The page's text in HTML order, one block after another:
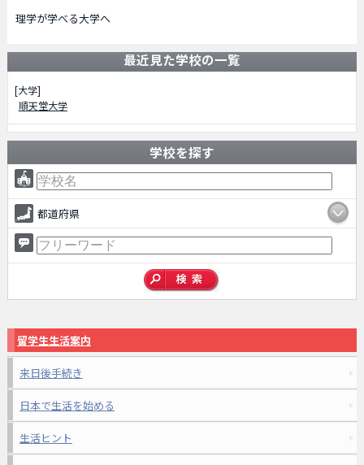
理学が学べる大学へ
最近見た学校の一覧
[大学]
順天堂大学
学校を探す
都道府県
留学生生活案内
来日後手続き
日本で生活を始める
生活ヒント